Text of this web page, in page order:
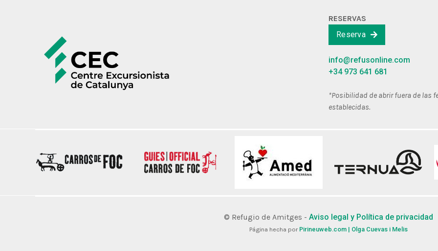
RESERVAS
Reserva
info@refusonline.com
+34 973 641 681
*Posibilidad de abrir fuera de las
establecidas.
© Refugio de Amitges - Aviso legal y Política de privacidad
Página hecha por Pirineuweb.com | Olga Cuevas i Melis